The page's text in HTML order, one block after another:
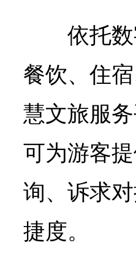
依托
餐饮、住
慧文旅服
可为游客
询、诉求
捷度。